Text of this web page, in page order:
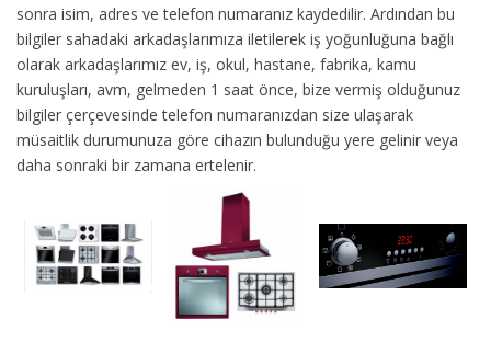
sonra isim, adres ve telefon numaranız kaydedilir. Ardından bu
bilgiler sahadaki arkadaşlarımıza iletilerek iş yoğunluğuna bağlı
olarak arkadaşlarımız ev, iş, okul, hastane, fabrika, kamu
kuruluşları, avm, gelmeden 1 saat önce, bize vermiş olduğunuz
bilgiler çerçevesinde telefon numaranızdan size ulaşarak
müsaitlik durumunuza göre cihazın bulunduğu yere gelinir veya
daha sonraki bir zamana ertelenir.